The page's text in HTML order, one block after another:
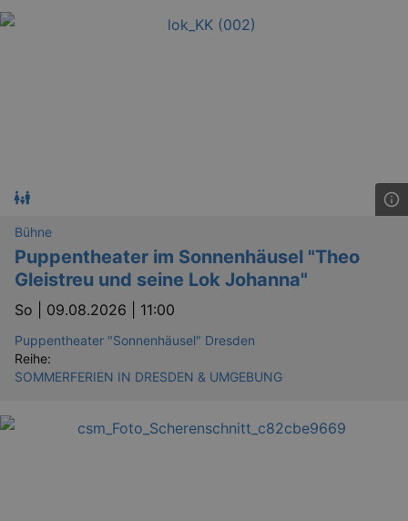
Bühne
Puppentheater im Sonnenhäusel "Theo
Gleistreu und seine Lok Johanna"
So | 09.08.2026 | 11:00
Puppentheater "Sonnenhäusel" Dresden
Reihe:
SOMMERFERIEN IN DRESDEN & UMGEBUNG